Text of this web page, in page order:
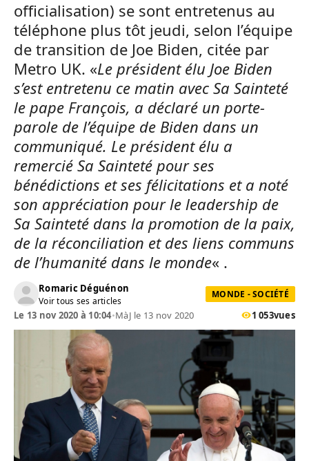
officialisation) se sont entretenus au
téléphone plus tôt jeudi, selon l’équipe
de transition de Joe Biden, citée par
Metro UK. «Le président élu Joe Biden
s’est entretenu ce matin avec Sa Sainteté
le pape François, a déclaré un porte-
parole de l’équipe de Biden dans un
communiqué. Le président élu a
remercié Sa Sainteté pour ses
bénédictions et ses félicitations et a noté
son appréciation pour le leadership de
Sa Sainteté dans la promotion de la paix,
de la réconciliation et des liens communs
de l’humanité dans le monde« .
Romaric Déguénon
Voir tous ses articles
MONDE - SOCIÉTÉ
Le 13 nov 2020 à 10:04•MàJ le 13 nov 2020 1 053vues